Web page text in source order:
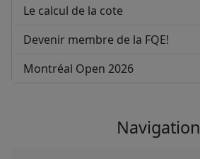
Le calcul de la cote
Devenir membre de la FQE!
Montréal Open 2026
Navigation